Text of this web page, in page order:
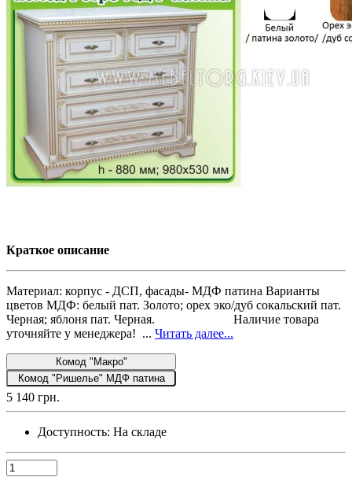
Краткое описание
Материал: корпус - ДСП, фасады- МДФ патина Варианты
цветов МДФ: белый пат. Золото; орех эко/дуб сокальский пат.
Черная; яблоня пат. Черная. Наличие товара
уточняйте у менеджера! ... Читать далее...
Комод "Макро"
Комод "Ришелье" МДФ патина
5 140 грн.
Доступность: На складе